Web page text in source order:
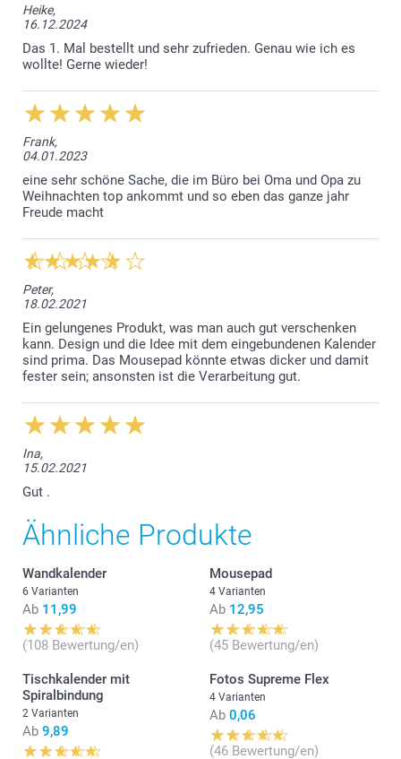
Heike,
16.12.2024
Das 1. Mal bestellt und sehr zufrieden. Genau wie ich es
wollte! Gerne wieder!
Frank,
04.01.2023
eine sehr schöne Sache, die im Büro bei Oma und Opa zu
Weihnachten top ankommt und so eben das ganze jahr
Freude macht
Peter,
18.02.2021
Ein gelungenes Produkt, was man auch gut verschenken
kann. Design und die Idee mit dem eingebundenen Kalender
sind prima. Das Mousepad könnte etwas dicker und damit
fester sein; ansonsten ist die Verarbeitung gut.
Ina,
15.02.2021
Gut .
Ähnliche Produkte
Wandkalender
6 Varianten
Ab 11,99
(108 Bewertung/en)
Mousepad
4 Varianten
Ab 12,95
(45 Bewertung/en)
Tischkalender mit
Spiralbindung
2 Varianten
Ab 9,89
Fotos Supreme Flex
4 Varianten
Ab 0,06
(46 Bewertung/en)